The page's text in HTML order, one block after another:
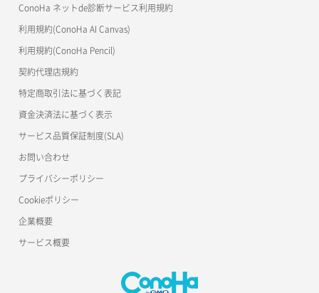
ネットワーク詳細取得
ポート一覧取得
ポート作成（ローカルネットワーク用）
ポート作成（追加IP用）
ポート削除
ポート詳細取得
リスナー削除
リスナー更新
リスナー詳細取得
ロードバランサー一覧取得
ロードバランサー削除
ロードバランサー更新
ロードバランサー詳細取得
ロードバランサー追加
一時的Web公開
s3cmd
公開API(ConoHa VPS Ver.2.0)
ConoHa ネットde診断サービス利用規約
利用規約(ConoHa AI Canvas)
利用規約(ConoHa Pencil)
契約代理店規約
特定商取引法に基づく表記
資金決済法に基づく表示
サービス品質保証制度(SLA)
お問い合わせ
プライバシーポリシー
Cookieポリシー
企業概要
サービス概要